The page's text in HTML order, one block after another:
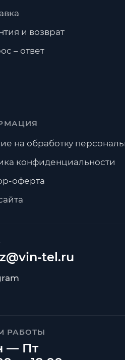
tel.ru
РАБОТЫ
— Пт
и возврат
– ответ
на обработку
конфиденциальности
оферта